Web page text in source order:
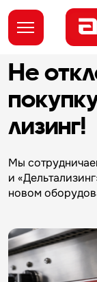
Не
лизинг!
Мы
и
новом